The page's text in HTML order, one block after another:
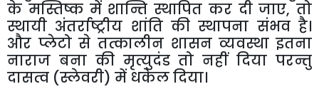
के मस्तिष्क में शान्ति स्थापित कर दी जाए, तो
स्थायी अंतर्राष्ट्रीय शांति की स्थापना संभव है।
और प्लेटो से तत्कालीन शासन व्यवस्था इतना
नाराज बना की मृत्युदंड तो नहीं दिया परन्तु
दासत्व (स्लेवरी) में धकेलदिया।